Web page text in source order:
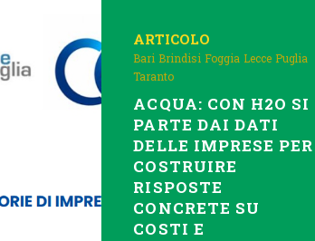
ARTICOLO
Bari Brindisi Foggia Lecce Puglia
Taranto
ACQUA: CON H2O SI
PARTE DAI DATI
DELLE IMPRESE PER
COSTRUIRE
RISPOSTE
CONCRETE SU
COSTI E